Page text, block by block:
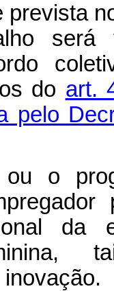
prevista
será
do art.
pelo
o
da